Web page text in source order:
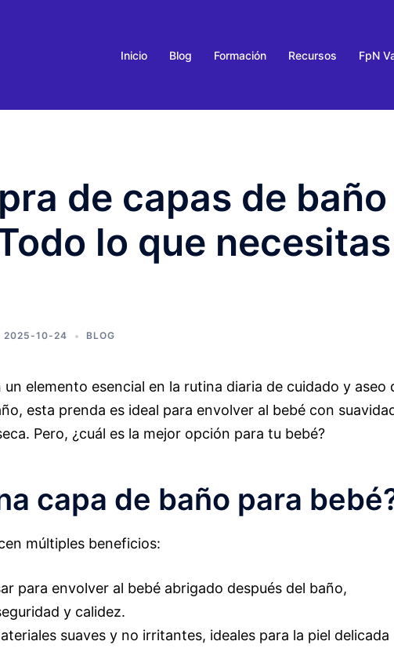
Inicio Blog Formación Recursos FpN
de capas de baño
lo que necesitas
2025-10-24 BLOG
elemento esencial en la rutina diaria de cuidado y aseo
esta prenda es ideal para envolver al bebé con
Pero, ¿cuál es la mejor opción para tu bebé?
capa de baño para
múltiples beneficios:
para envolver al bebé abrigado después del baño,
y calidez.
suaves y no irritantes, ideales para la piel delicada